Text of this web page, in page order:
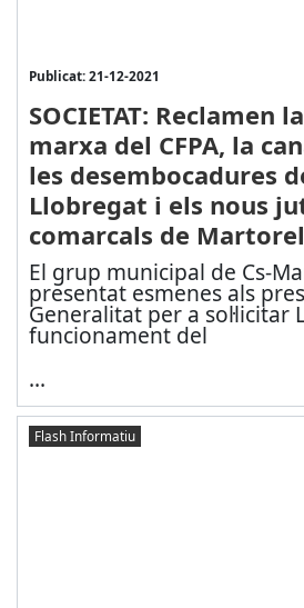
Publicat: 21-12-2021
SOCIETAT: Reclamen
marxa del CFPA, la
les desembocadures
Llobregat i els nous
comarcals de
El grup municipal de Cs-
presentat esmenes als
Generalitat per a sol·licitar
funcionament del
...
Flash Informatiu